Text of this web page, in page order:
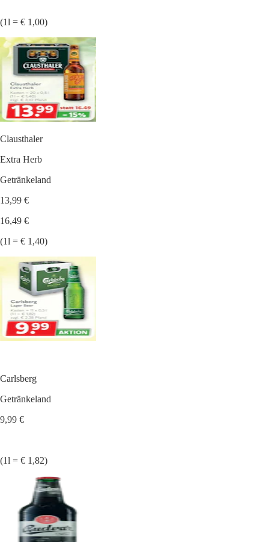
(1l = € 1,00)
Clausthaler
Extra Herb
Getränkeland
13,99 €
16,49 €
(1l = € 1,40)
Carlsberg
Getränkeland
9,99 €
(1l = € 1,82)